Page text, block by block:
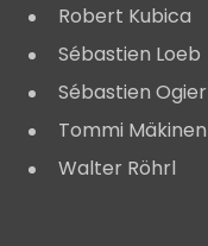
Robert Kubica
Sébastien Loeb
Sébastien Ogier
Tommi Mäkinen
Walter Röhrl